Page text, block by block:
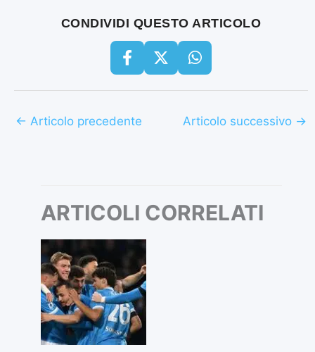
CONDIVIDI QUESTO ARTICOLO
← Articolo precedente Articolo successivo →
ARTICOLI CORRELATI